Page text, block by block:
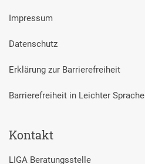
Impressum
Datenschutz
Erklärung zur Barrierefreiheit
Barrierefreiheit in Leichter Sprache
Kontakt
LIGA Beratungsstelle